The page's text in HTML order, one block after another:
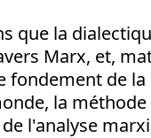
que la
Marx, et,
fondement de
la méthode
l'analyse